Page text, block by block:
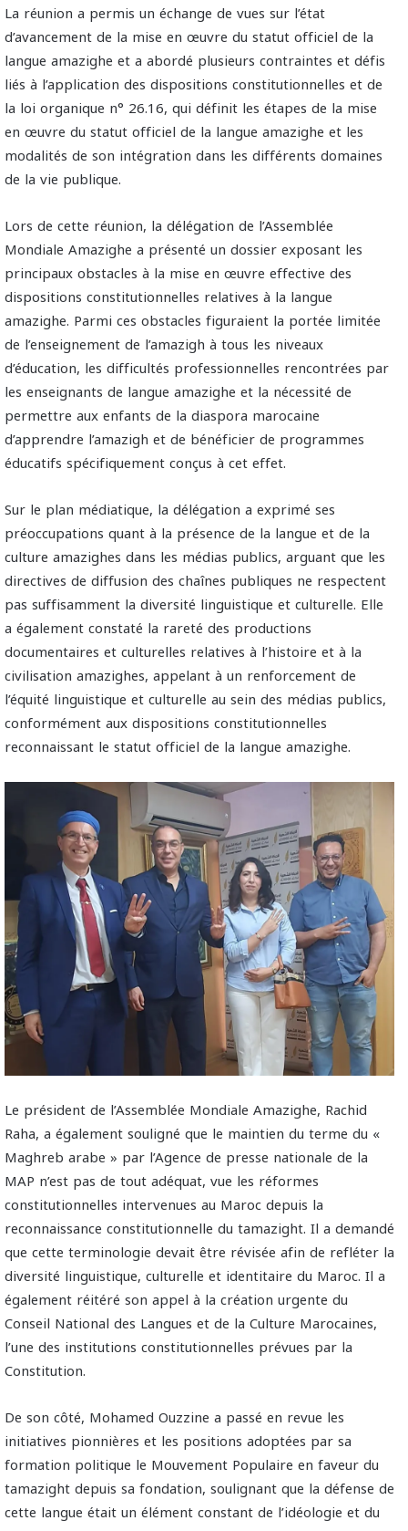
La réunion a permis un échange de vues sur l’état
d’avancement de la mise en œuvre du statut officiel de la
langue amazighe et a abordé plusieurs contraintes et défis
liés à l’application des dispositions constitutionnelles et de
la loi organique n° 26.16, qui définit les étapes de la mise
en œuvre du statut officiel de la langue amazighe et les
modalités de son intégration dans les différents domaines
de la vie publique.
Lors de cette réunion, la délégation de l’Assemblée
Mondiale Amazighe a présenté un dossier exposant les
principaux obstacles à la mise en œuvre effective des
dispositions constitutionnelles relatives à la langue
amazighe. Parmi ces obstacles figuraient la portée limitée
de l’enseignement de l’amazigh à tous les niveaux
d’éducation, les difficultés professionnelles rencontrées par
les enseignants de langue amazighe et la nécessité de
permettre aux enfants de la diaspora marocaine
d’apprendre l’amazigh et de bénéficier de programmes
éducatifs spécifiquement conçus à cet effet.
Sur le plan médiatique, la délégation a exprimé ses
préoccupations quant à la présence de la langue et de la
culture amazighes dans les médias publics, arguant que les
directives de diffusion des chaînes publiques ne respectent
pas suffisamment la diversité linguistique et culturelle. Elle
a également constaté la rareté des productions
documentaires et culturelles relatives à l’histoire et à la
civilisation amazighes, appelant à un renforcement de
l’équité linguistique et culturelle au sein des médias publics,
conformément aux dispositions constitutionnelles
reconnaissant le statut officiel de la langue amazighe.
Le président de l’Assemblée Mondiale Amazighe, Rachid
Raha, a également souligné que le maintien du terme du «
Maghreb arabe » par l’Agence de presse nationale de la
MAP n’est pas de tout adéquat, vue les réformes
constitutionnelles intervenues au Maroc depuis la
reconnaissance constitutionnelle du tamazight. Il a demandé
que cette terminologie devait être révisée afin de refléter la
diversité linguistique, culturelle et identitaire du Maroc. Il a
également réitéré son appel à la création urgente du
Conseil National des Langues et de la Culture Marocaines,
l’une des institutions constitutionnelles prévues par la
Constitution.
De son côté, Mohamed Ouzzine a passé en revue les
initiatives pionnières et les positions adoptées par sa
formation politique le Mouvement Populaire en faveur du
tamazight depuis sa fondation, soulignant que la défense de
cette langue était un élément constant de l’idéologie et du